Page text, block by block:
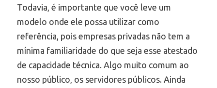
Todavia, é importante que você leve um
modelo onde ele possa utilizar como
referência, pois empresas privadas não tem a
mínima familiaridade do que seja esse atestado
de capacidade técnica. Algo muito comum ao
nosso público, os servidores públicos. Ainda